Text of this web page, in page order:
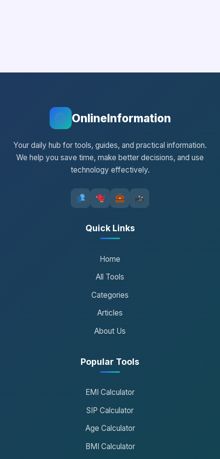
OnlineInformation
Your daily hub for tools, guides, and practical information.
We help you save time, make better decisions, and use
technology effectively.
Quick Links
Home
All Tools
Categories
Articles
About Us
Popular Tools
EMI Calculator
SIP Calculator
Age Calculator
BMI Calculator